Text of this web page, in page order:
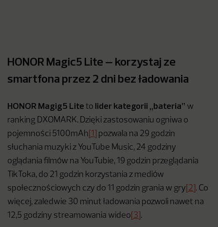
HONOR Magic5 Lite – korzystaj ze
smartfona przez 2 dni bez ładowania
HONOR Magig5 Lite to lider kategorii „bateria” w
ranking DXOMARK. Dzięki zastosowaniu ogniwa o
pojemności 5100mAh [1]
pozwala na 29 godzin
słuchania muzyki z YouTube Music, 24 godziny
oglądania filmów na YouTubie, 19 godzin przeglądania
TikToka, do 21 godzin korzystania z mediów
społecznościowych czy do 11 godzin grania w gry [2] . Co
więcej, zaledwie 30 minut ładowania pozwoli nawet na
12,5 godziny streamowania wideo [3] .